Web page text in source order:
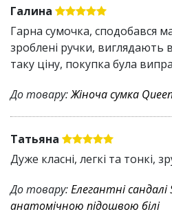
Галина
Гарна сумочка, сподобався
зроблені ручки,
таку ціну, покупка була
До товару:Жіноча сумка
Татьяна
Дуже класні, легкі та тонкі,
До товару:Елегантні сандалі
анатомічною підошвою білі